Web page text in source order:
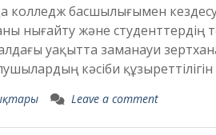
басшылығымен кездесу
нығайту және студенттердің
уақытта заманауи
кәсіби
Leave a comment